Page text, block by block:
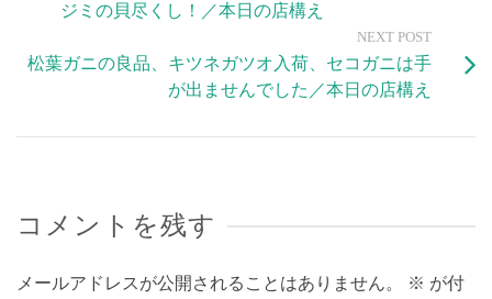
ジミの貝尽くし！／本日の店構え
NEXT POST
松葉ガニの良品、キツネガツオ入荷、セコガニは手
が出ませんでした／本日の店構え
コメントを残す
メールアドレスが公開されることはありません。 ※ が付